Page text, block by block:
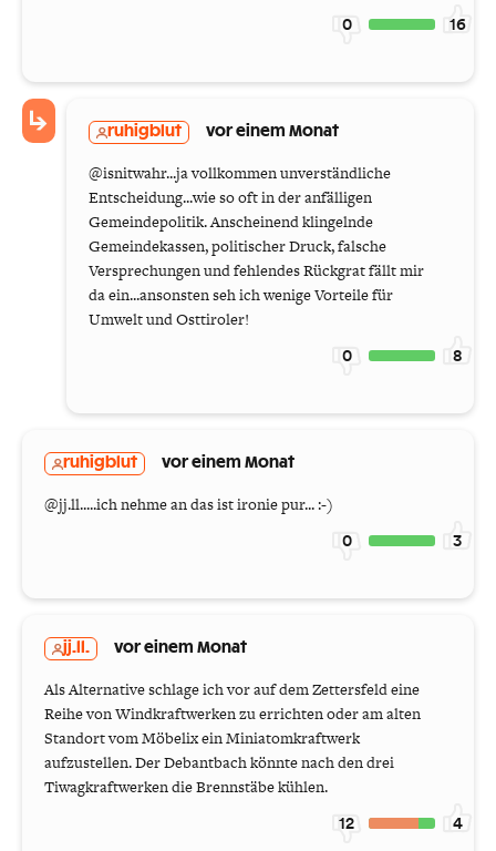
0 16
ruhigblut vor einem Monat
@isnitwahr...ja vollkommen unverständliche
Entscheidung...wie so oft in der anfälligen
Gemeindepolitik. Anscheinend klingelnde
Gemeindekassen, politischer Druck, falsche
Versprechungen und fehlendes Rückgrat fällt mir
da ein...ansonsten seh ich wenige Vorteile für
Umwelt und Osttiroler!
0 8
ruhigblut vor einem Monat
@jj.ll.....ich nehme an das ist ironie pur... :-)
0 3
jj.ll. vor einem Monat
Als Alternative schlage ich vor auf dem Zettersfeld eine
Reihe von Windkraftwerken zu errichten oder am alten
Standort vom Möbelix ein Miniatomkraftwerk
aufzustellen. Der Debantbach könnte nach den drei
Tiwagkraftwerken die Brennstäbe kühlen.
12 4